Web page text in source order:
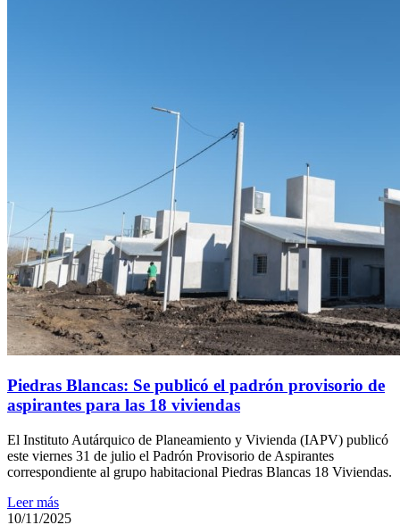
Piedras Blancas: Se publicó el padrón provisorio de
aspirantes para las 18 viviendas
El Instituto Autárquico de Planeamiento y Vivienda (IAPV) publicó
este viernes 31 de julio el Padrón Provisorio de Aspirantes
correspondiente al grupo habitacional Piedras Blancas 18 Viviendas.
Leer más
10/11/2025